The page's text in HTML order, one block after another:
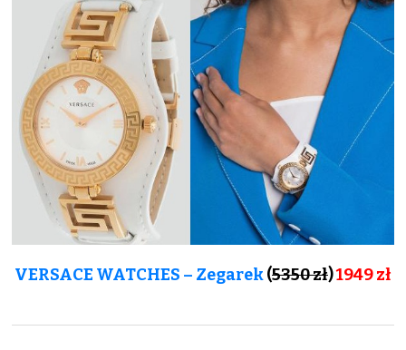
VERSACE WATCHES – Zegarek(5350 zł)1949 zł